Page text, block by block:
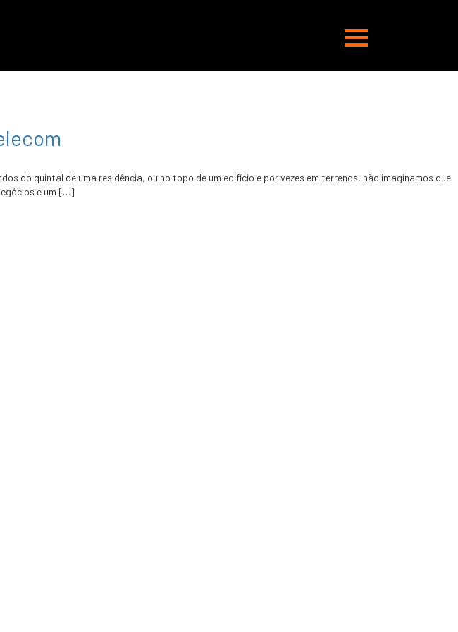
Abrir
navegação
do quintal de uma residência, ou no topo de um edifício e por vezes em terrenos, não imaginamos que
e um […]